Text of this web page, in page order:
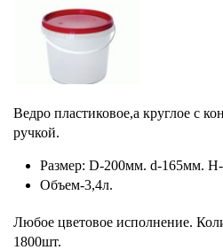
Ведро пластиковое,а круглое с
ручкой.
Размер: D-200мм. d-165мм.
Объем-3,4л.
Любое цветовое исполнение.
1800шт.